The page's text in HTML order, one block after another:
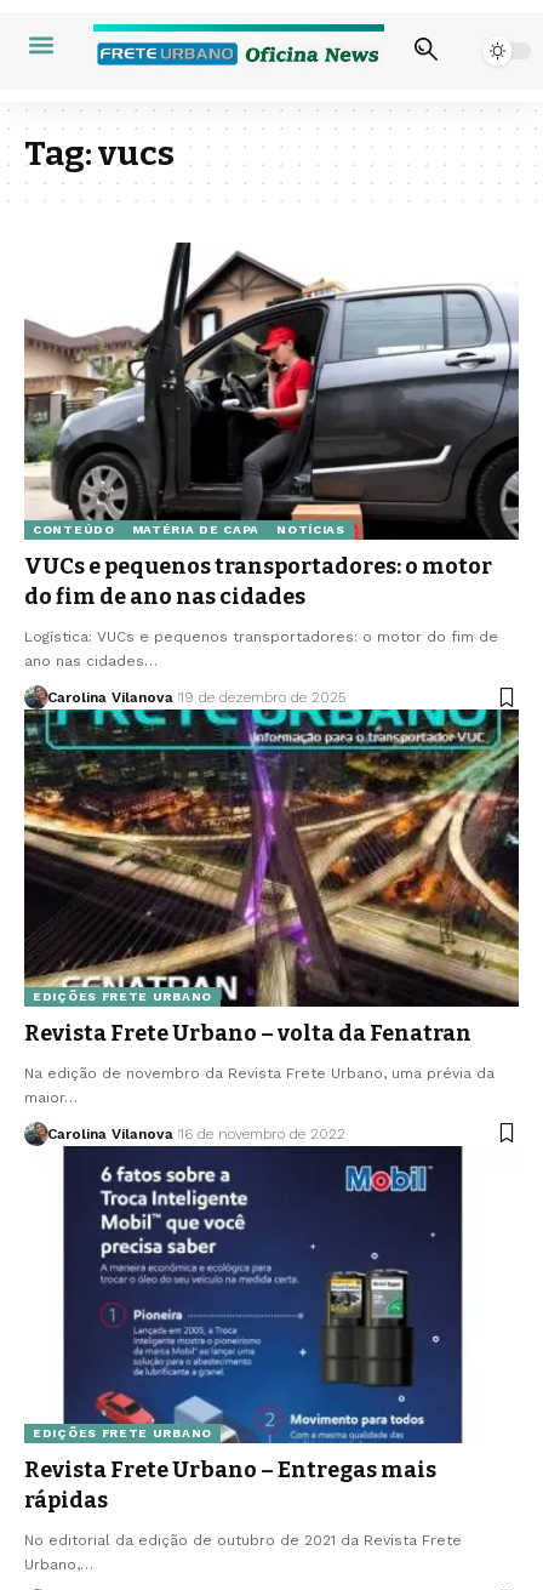
Tag:vucs
CONTEÚDO MATÉRIA DE CAPA NOTÍCIAS
VUCs e pequenos transportadores: o motor
do fim de ano nas cidades
Logística: VUCs e pequenos transportadores: o motor do fim de
ano nas cidades…
Carolina Vilanova 19 de dezembro de 2025
EDIÇÕES FRETE URBANO
Revista Frete Urbano – volta da Fenatran
Na edição de novembro da Revista Frete Urbano, uma prévia da
maior…
Carolina Vilanova 16 de novembro de 2022
EDIÇÕES FRETE URBANO
Revista Frete Urbano – Entregas mais
rápidas
No editorial da edição de outubro de 2021 da Revista Frete
Urbano,…